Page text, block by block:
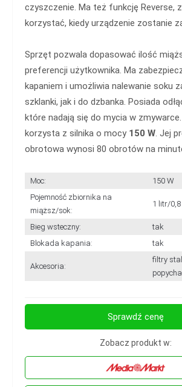
czyszczenie. Ma też funkcję Reverse,
korzystać, kiedy urządzenie zostanie
Sprzęt pozwala dopasować ilość
preferencji użytkownika. Ma
kapaniem i umożliwia nalewanie soku
szklanki, jak i do dzbanka. Posiada
które nadają się do mycia w
korzysta z silnika o mocy 150 W. Jej
obrotowa wynosi 80 obrotów na
Moc:
150 W
Pojemność zbiornika na
miąższ/sok:
1 litr/
Bieg wsteczny:
tak
Blokada kapania:
tak
Akcesoria:
filtry
Sprawdź cenę
Zobacz produkt w: